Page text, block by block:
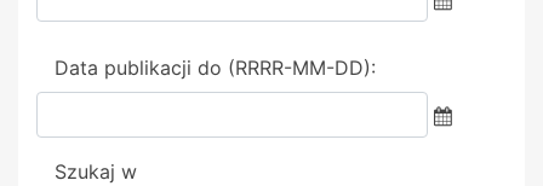
Data publikacji do (RRRR-MM-DD):
Szukaj w